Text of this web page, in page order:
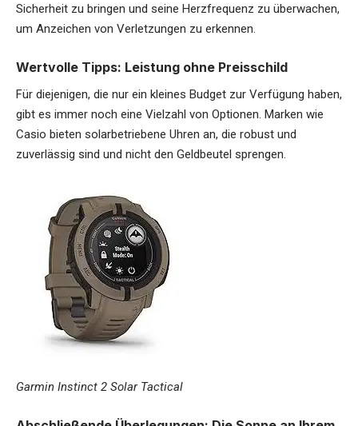
Sicherheit zu bringen und seine Herzfrequenz zu überwachen,
um Anzeichen von Verletzungen zu erkennen.
Wertvolle Tipps: Leistung ohne Preisschild
Für diejenigen, die nur ein kleines Budget zur Verfügung haben,
gibt es immer noch eine Vielzahl von Optionen. Marken wie
Casio bieten solarbetriebene Uhren an, die robust und
zuverlässig sind und nicht den Geldbeutel sprengen.
Garmin Instinct 2 Solar Tactical